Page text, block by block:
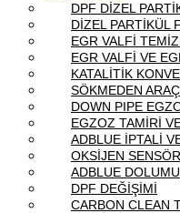
DPF DİZEL
DİZEL PARTİKÜL
EGR VALFİ
EGR VALFİ VE
KATALİTİK
SÖKMEDEN
DOWN PIPE
EGZOZ TAMİRİ
ADBLUE İPTALİ
OKSİJEN
ADBLUE DOLUMU
DPF DEĞİŞİMİ
CARBON CLEAN